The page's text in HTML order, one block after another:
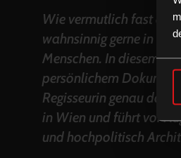
Wie vermutlich fast alle
wahnsinnig gerne in die
Menschen. In diesem
persönlichem
Regisseurin genau das
in Wien und führt vor
und hochpolitisch